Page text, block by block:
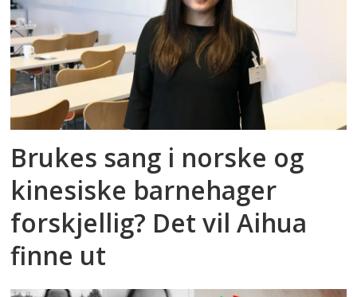
Brukes sang i norske og
kinesiske barnehager
forskjellig? Det vil Aihua
finne ut